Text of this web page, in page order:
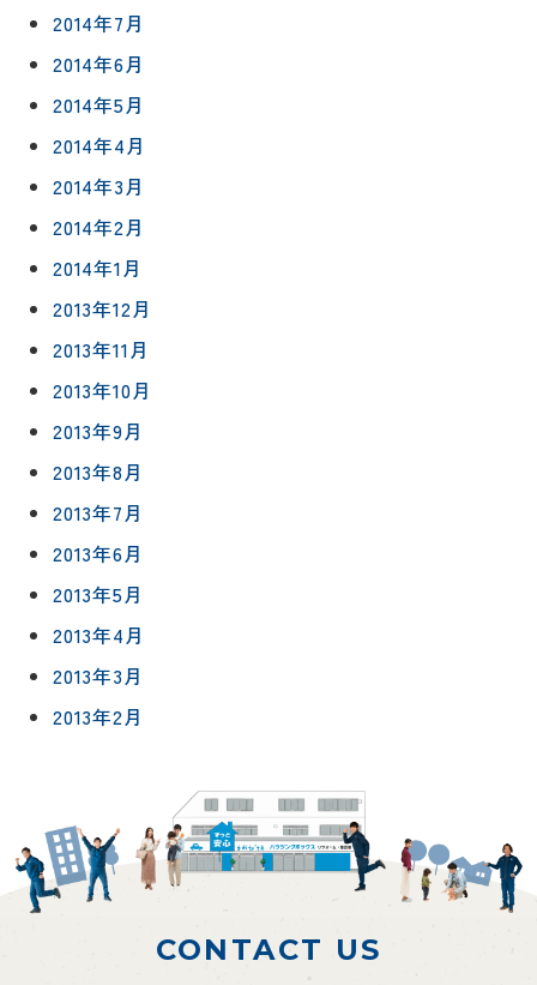
2014年7月
2014年6月
2014年5月
2014年4月
2014年3月
2014年2月
2014年1月
2013年12月
2013年11月
2013年10月
2013年9月
2013年8月
2013年7月
2013年6月
2013年5月
2013年4月
2013年3月
2013年2月
CONTACT US